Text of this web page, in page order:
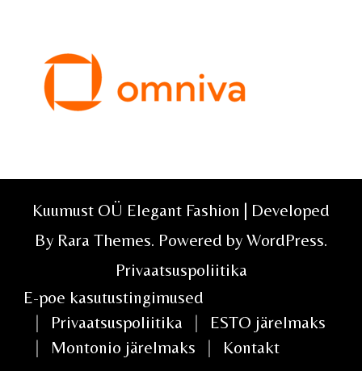
Kuumust OÜ Elegant Fashion | Developed
By Rara Themes. Powered by WordPress.
Privaatsuspoliitika
E-poe kasutustingimused
Privaatsuspoliitika
ESTO järelmaks
Montonio järelmaks
Kontakt